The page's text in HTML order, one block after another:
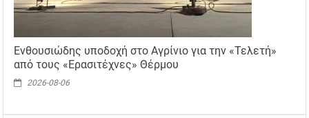
Ενθουσιώδης υποδοχή στο Αγρίνιο για την «Τελετή»
από τους «Ερασιτέχνες» Θέρμου
2026-08-06